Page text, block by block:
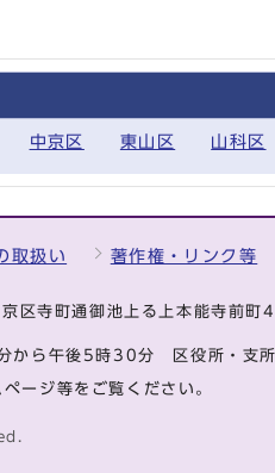
中京区 東山区 山科区
取扱い 著作権・リンク等
区寺町通御池上る上本能寺前
から午後5時30分 区役所・支
ージ等をご覧ください。